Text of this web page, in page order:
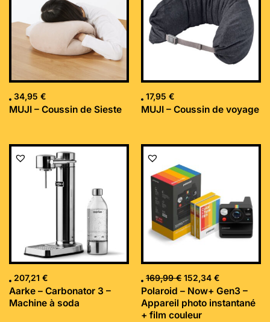
34,95 €
MUJI – Coussin de Sieste
17,95 €
MUJI – Coussin de voyage
207,21 €
Aarke – Carbonator 3 –
Machine à soda
169,99€
Le
initial
était :
169,99 €.
152,34 €
Le
Polaroid – Now+ Gen3 –
Appareil photo instantané
+ film couleur